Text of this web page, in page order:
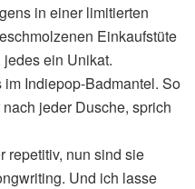
in einer limitierten
Einkaufstüte
ein Unikat.
Indiepop-Badmantel. So
jeder Dusche, sprich
repetitiv, nun sind sie
Und ich lasse